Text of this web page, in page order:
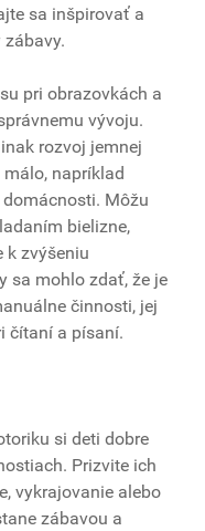
sa inšpirovať a
pri obrazovkách a
vývoju.
rozvoj jemnej
napríklad
Môžu
bielizne,
k zvýšeniu
sa mohlo zdať, že je
činnosti, jej
čítaní a písaní.
si deti dobre
Prizvite ich
vykrajovanie alebo
zábavou a